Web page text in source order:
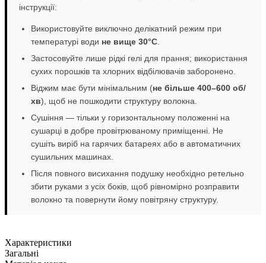
інструкції:
Використовуйте виключно делікатний режим при
температурі води не вище 30°C.
Застосовуйте лише рідкі гелі для прання; використання
сухих порошків та хлорних відбілювачів заборонено.
Віджим має бути мінімальним (не більше 400–600 об/
хв), щоб не пошкодити структуру волокна.
Сушіння — тільки у горизонтальному положенні на
сушарці в добре провітрюваному приміщенні. Не
сушіть виріб на гарячих батареях або в автоматичних
сушильних машинах.
Після повного висихання подушку необхідно ретельно
збити руками з усіх боків, щоб рівномірно розправити
волокно та повернути йому повітряну структуру.
Характеристики
Загальні